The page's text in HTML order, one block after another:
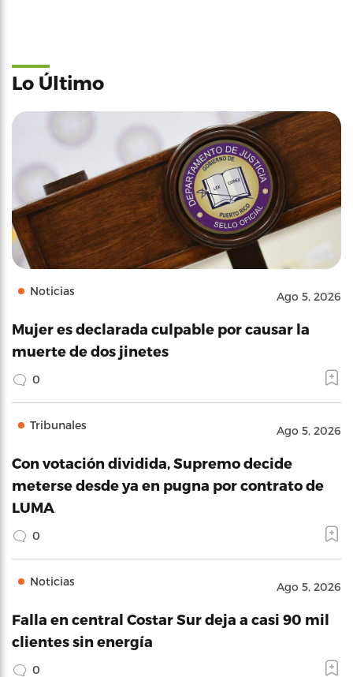
Lo Último
Noticias Ago 5, 2026
Mujer es declarada culpable por causar la
muerte de dos jinetes
0
Tribunales Ago 5, 2026
Con votación dividida, Supremo decide
meterse desde ya en pugna por contrato de
LUMA
0
Noticias Ago 5, 2026
Falla en central Costar Sur deja a casi 90 mil
clientes sin energía
0